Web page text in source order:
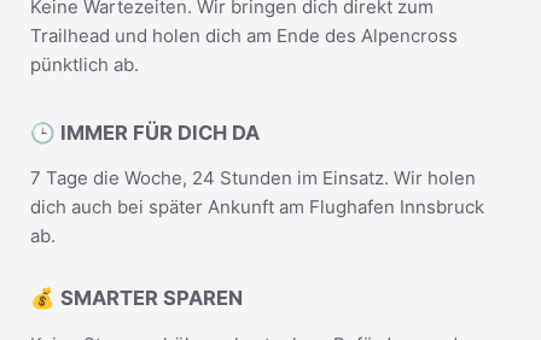
Keine Wartezeiten. Wir bringen dich direkt zum
Trailhead und holen dich am Ende des Alpencross
pünktlich ab.
🕒 IMMER FÜR DICH DA
7 Tage die Woche, 24 Stunden im Einsatz. Wir holen
dich auch bei später Ankunft am Flughafen Innsbruck
ab.
💰 SMARTER SPAREN